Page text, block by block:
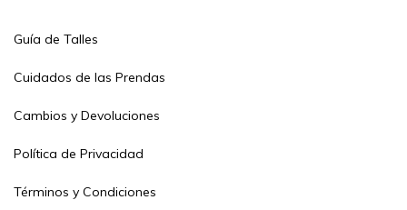
Guía de Talles
Cuidados de las Prendas
Cambios y Devoluciones
Política de Privacidad
Términos y Condiciones